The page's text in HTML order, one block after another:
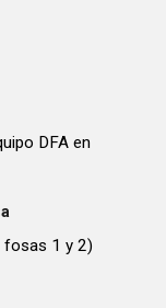
DFA en
fosas 1 y 2)